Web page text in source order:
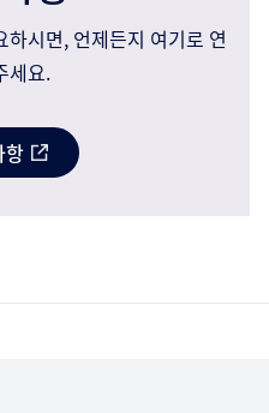
시면, 언제든지 여기로 연
세요.
항